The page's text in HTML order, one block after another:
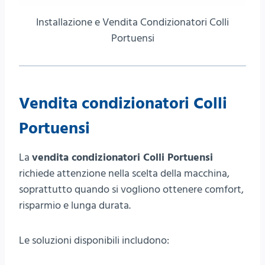
Installazione e Vendita Condizionatori Colli
Portuensi
Vendita condizionatori Colli
Portuensi
La vendita condizionatori Colli Portuensi
richiede attenzione nella scelta della macchina,
soprattutto quando si vogliono ottenere comfort,
risparmio e lunga durata.
Le soluzioni disponibili includono: